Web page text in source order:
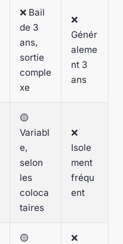
❌ Bail
de 3
ans,
sortie
comple
xe
❌
Génér
aleme
nt 3
ans
🟡
Variabl
e,
selon
les
coloca
taires
❌
Isole
ment
fréqu
ent
🟡
❌